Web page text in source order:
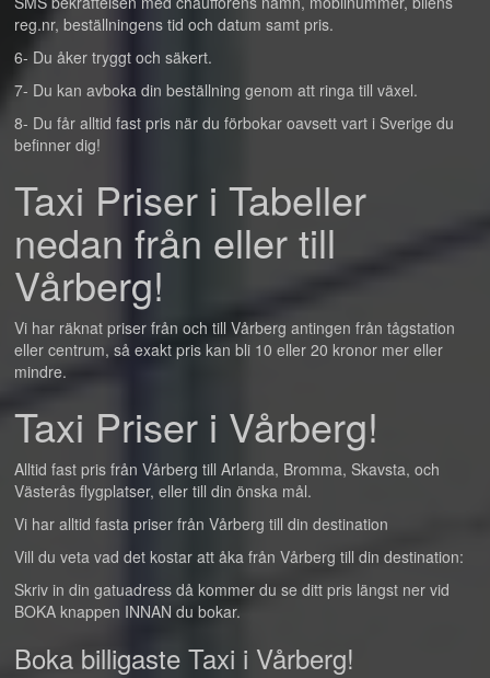
reg.nr, beställningens tid och datum samt pris.
6- Du åker tryggt och säkert.
7- Du kan avboka din beställning genom att ringa till växel.
8- Du får alltid fast pris när du förbokar oavsett vart i Sverige du
befinner dig!
Taxi Priser i Tabeller
nedan från eller till
Vårberg!
Vi har räknat priser från och till Vårberg antingen från tågstation
eller centrum, så exakt pris kan bli 10 eller 20 kronor mer eller
mindre.
Taxi Priser i Vårberg!
Alltid fast pris från Vårberg till Arlanda, Bromma, Skavsta, och
Västerås flygplatser, eller till din önska mål.
Vi har alltid fasta priser från Vårberg till din destination
Vill du veta vad det kostar att åka från Vårberg till din destination:
Skriv in din gatuadress då kommer du se ditt pris längst ner vid
BOKA knappen INNAN du bokar.
Boka billigaste Taxi i Vårberg!